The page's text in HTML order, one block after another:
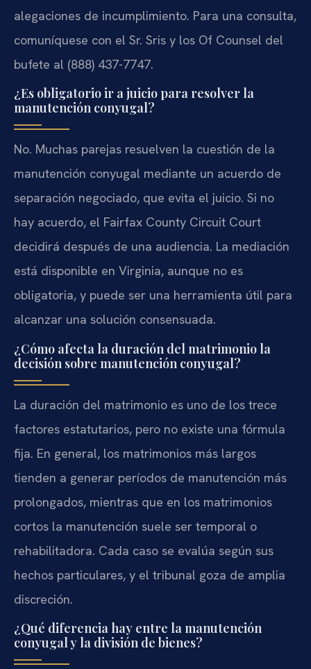
alegaciones de incumplimiento. Para una consulta,
comuníquese con el Sr. Sris y los Of Counsel del
bufete al (888) 437-7747.
¿Es obligatorio ir a juicio para resolver la
manutención conyugal?
No. Muchas parejas resuelven la cuestión de la
manutención conyugal mediante un acuerdo de
separación negociado, que evita el juicio. Si no
hay acuerdo, el Fairfax County Circuit Court
decidirá después de una audiencia. La mediación
está disponible en Virginia, aunque no es
obligatoria, y puede ser una herramienta útil para
alcanzar una solución consensuada.
¿Cómo afecta la duración del matrimonio la
decisión sobre manutención conyugal?
La duración del matrimonio es uno de los trece
factores estatutarios, pero no existe una fórmula
fija. En general, los matrimonios más largos
tienden a generar períodos de manutención más
prolongados, mientras que en los matrimonios
cortos la manutención suele ser temporal o
rehabilitadora. Cada caso se evalúa según sus
hechos particulares, y el tribunal goza de amplia
discreción.
¿Qué diferencia hay entre la manutención
conyugal y la división de bienes?